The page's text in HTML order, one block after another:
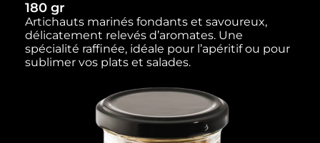
180 gr
Artichauts marinés fondants et savoureux,
délicatement relevés d’aromates. Une
spécialité raffinée, idéale pour l’apéritif ou pour
sublimer vos plats et salades.